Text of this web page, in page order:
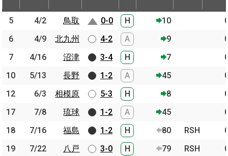
節 開催日 相手 スコア 出場時間 ゴー
5 4/2 鳥取 0-0 H 10
6
4/9 北九州 4-2 A 9
7
4/16 沼津 3-4 H 7
10
5/13 長野 1-2 A 45
12
6/3 相模原 5-3 H 8
17
7/8 琉球 1-2 A 45
18
7/16 福島 1-2 H 80 RSH
19
7/22 八戸 3-0 H 79 RSH
5 4/2
鳥取
6
4/9
北九州
7
4/16
沼津
10
5/13
長野
12
6/3
相模原
17
7/8
琉球
18
7/16
福島
19
7/22 八戸